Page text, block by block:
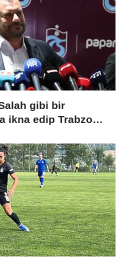
gibi bir
ikna edip Trabzon'a